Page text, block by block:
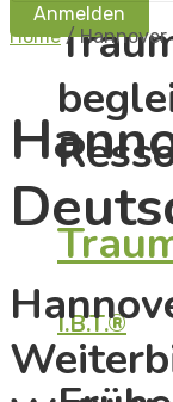
I.B.T.®
Anmelden
Home / Hannover